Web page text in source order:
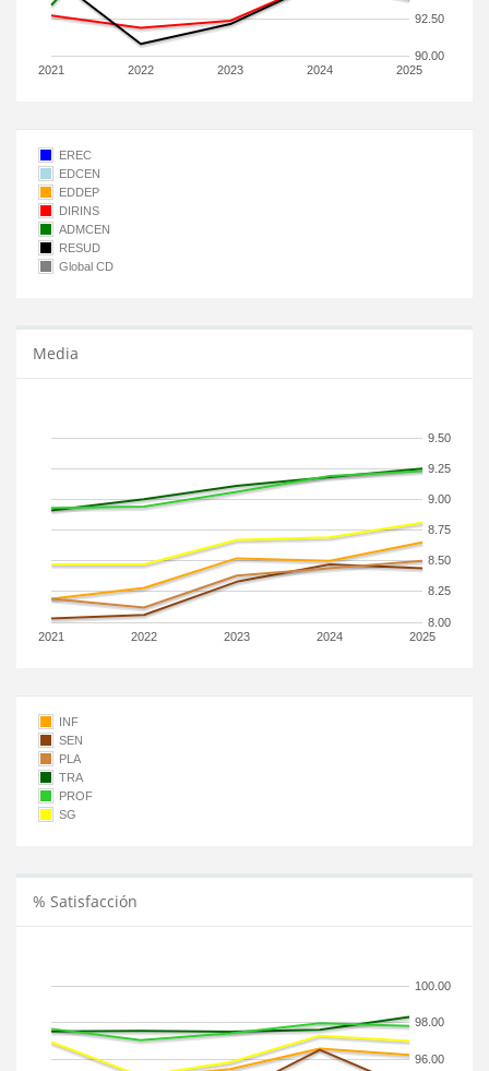
2021 2022 2023 2024 2025
90.00
92.50
EREC
EDCEN
EDDEP
DIRINS
ADMCEN
RESUD
Global CD
Media
2021 2022 2023 2024 2025
8.00
8.25
8.50
8.75
9.00
9.25
9.50
INF
SEN
PLA
TRA
PROF
SG
% Satisfacción
96.00
98.00
100.00